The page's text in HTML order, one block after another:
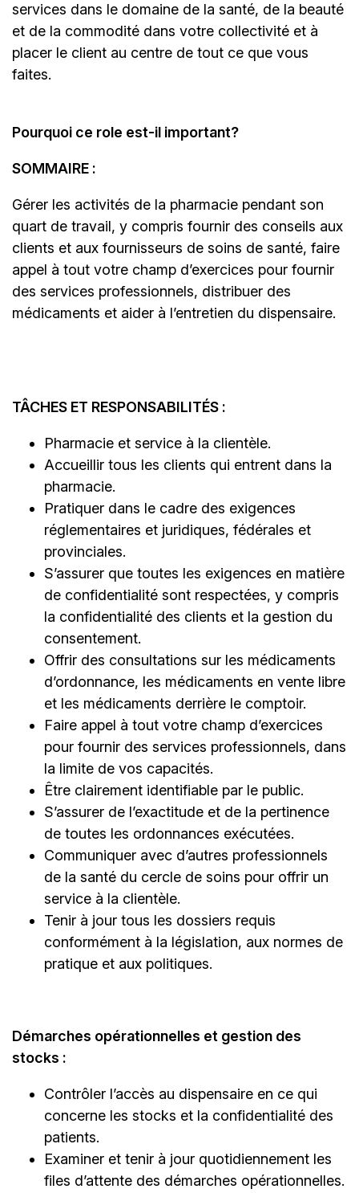
services dans le domaine de la santé, de la beauté
et de la commodité dans votre collectivité et à
placer le client au centre de tout ce que vous
faites.
Pourquoi ce role est-il important?
SOMMAIRE :
Gérer les activités de la pharmacie pendant son
quart de travail, y compris fournir des conseils aux
clients et aux fournisseurs de soins de santé, faire
appel à tout votre champ d’exercices pour fournir
des services professionnels, distribuer des
médicaments et aider à l’entretien du dispensaire.
TÂCHES ET RESPONSABILITÉS :
Pharmacie et service à la clientèle.
Accueillir tous les clients qui entrent dans la
pharmacie.
Pratiquer dans le cadre des exigences
réglementaires et juridiques, fédérales et
provinciales.
S’assurer que toutes les exigences en matière
de confidentialité sont respectées, y compris
la confidentialité des clients et la gestion du
consentement.
Offrir des consultations sur les médicaments
d’ordonnance, les médicaments en vente libre
et les médicaments derrière le comptoir.
Faire appel à tout votre champ d’exercices
pour fournir des services professionnels, dans
la limite de vos capacités.
Être clairement identifiable par le public.
S’assurer de l’exactitude et de la pertinence
de toutes les ordonnances exécutées.
Communiquer avec d’autres professionnels
de la santé du cercle de soins pour offrir un
service à la clientèle.
Tenir à jour tous les dossiers requis
conformément à la législation, aux normes de
pratique et aux politiques.
Démarches opérationnelles et gestion des
stocks :
Contrôler l’accès au dispensaire en ce qui
concerne les stocks et la confidentialité des
patients.
Examiner et tenir à jour quotidiennement les
files d’attente des démarches opérationnelles.